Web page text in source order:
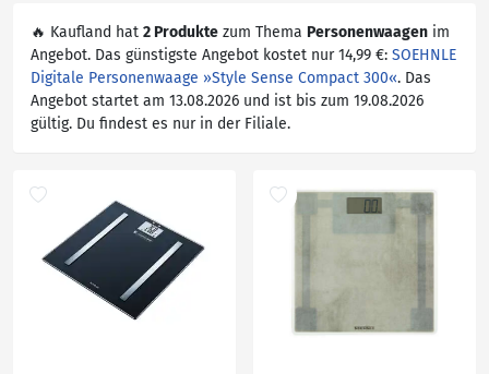
🔥 Kaufland hat 2 Produkte zum Thema Personenwaagen im
Angebot. Das günstigste Angebot kostet nur 14,99 €: SOEHNLE
Digitale Personenwaage »Style Sense Compact 300«. Das
Angebot startet am 13.08.2026 und ist bis zum 19.08.2026
gültig. Du findest es nur in der Filiale.